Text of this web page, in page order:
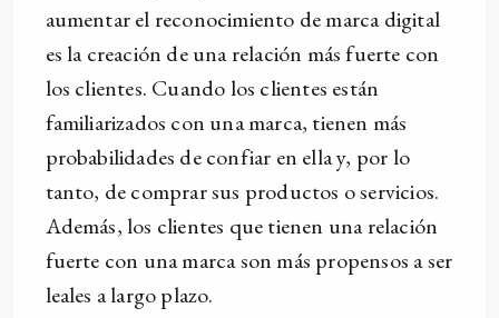
aumentar el reconocimiento de marca digital
es la creación de una relación más fuerte con
los clientes. Cuando los clientes están
familiarizados con una marca, tienen más
probabilidades de confiar en ella y, por lo
tanto, de comprar sus productos o servicios.
Además, los clientes que tienen una relación
fuerte con una marca son más propensos a ser
leales a largo plazo.